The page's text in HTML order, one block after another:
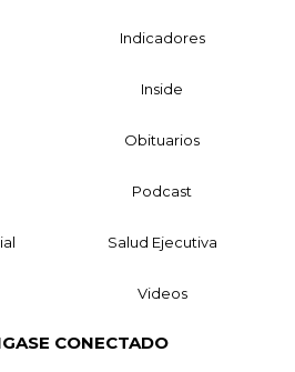
Indicadores
Inside
Obituarios
Podcast
Salud Ejecutiva
Videos
CONECTADO